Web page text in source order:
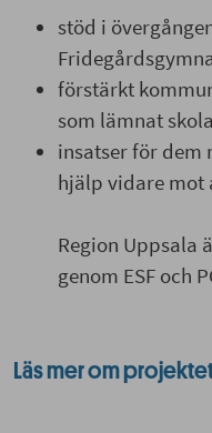
stöd i
förstärkt
som lämnat
insatser för dem
hjälp vidare mot
Region Uppsala
genom ESF och
Läs mer om